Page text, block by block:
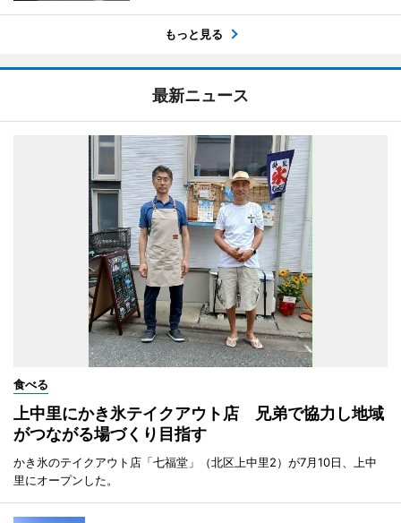
もっと見る
最新ニュース
食べる
上中里にかき氷テイクアウト店 兄弟で協力し地域
がつながる場づくり目指す
かき氷のテイクアウト店「七福堂」（北区上中里2）が7月10日、上中
里にオープンした。